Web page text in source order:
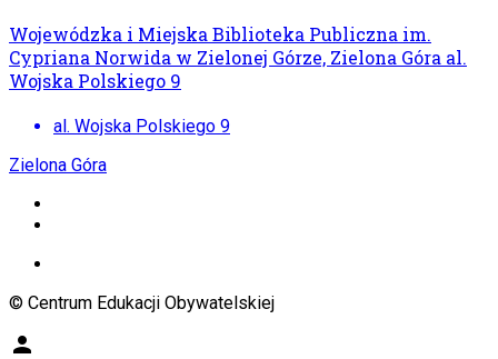
Wojewódzka i Miejska Biblioteka Publiczna im.
Cypriana Norwida w Zielonej Górze, Zielona Góra al.
Wojska Polskiego 9
al. Wojska Polskiego 9
Zielona Góra
© Centrum Edukacji Obywatelskiej
person